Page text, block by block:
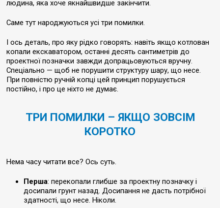
людина, яка хоче якнайшвидше закінчити.
Саме тут народжуються усі три помилки.
І ось деталь, про яку рідко говорять: навіть якщо котлован
копали екскаватором, останні десять сантиметрів до
проектної позначки завжди допрацьовуються вручну.
Спеціально — щоб не порушити структуру шару, що несе.
При повністю ручній копці цей принцип порушується
постійно, і про це ніхто не думає.
ТРИ ПОМИЛКИ – ЯКЩО ЗОВСІМ
КОРОТКО
Нема часу читати все? Ось суть.
Перша: перекопали глибше за проектну позначку і
досипали грунт назад. Досипання не дасть потрібної
здатності, що несе. Ніколи.